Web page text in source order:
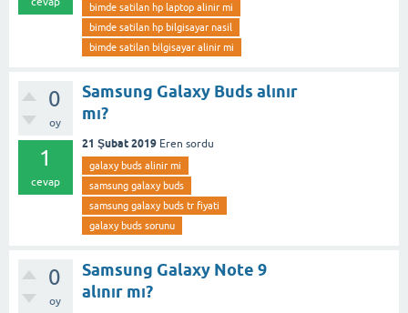
bimde satilan hp laptop alinir mi
bimde satilan hp bilgisayar nasil
bimde satilan bilgisayar alinir mi
0
oy
1
cevap
Samsung Galaxy Buds alınır
mı?
21 Şubat 2019 Eren sordu
galaxy buds alinir mi
samsung galaxy buds
samsung galaxy buds tr fiyati
galaxy buds sorunu
0
oy
Samsung Galaxy Note 9
alınır mı?